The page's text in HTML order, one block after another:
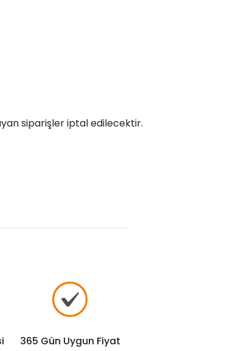
siparişler iptal edilecektir.
365 Gün Uygun Fiyat